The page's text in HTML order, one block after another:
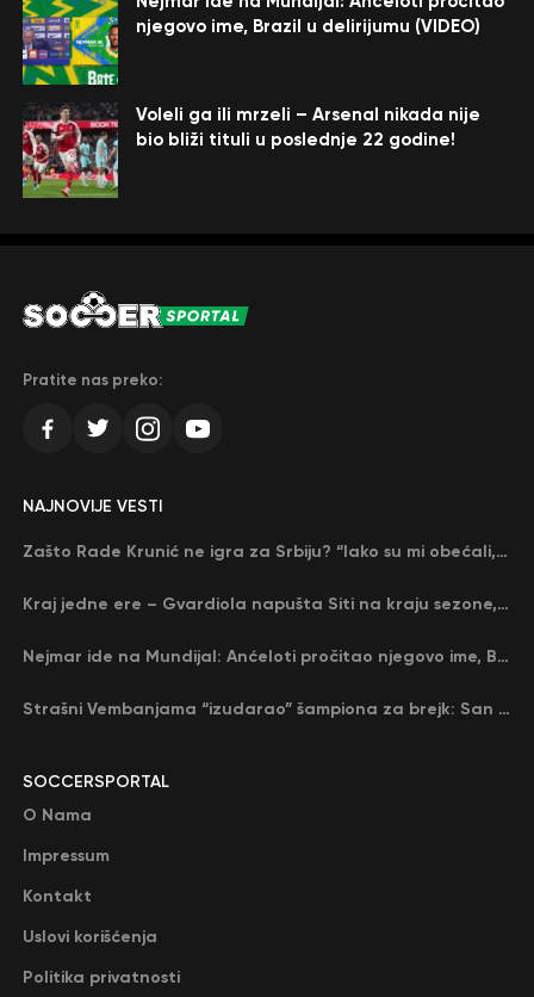
njegovo ime, Brazil u delirijumu (VIDEO)
Voleli ga ili mrzeli – Arsenal nikada nije
bio bliži tituli u poslednje 22 godine!
Pratite nas preko:
SOCCERSPORTAL
O Nama
Impressum
Kontakt
Uslovi korišćenja
Politika privatnosti
NAJNOVIJE VESTI
Zašto Rade Krunić ne igra za Srbiju? “Iako su mi obećali, niko me nije zvao…”
Kraj jedne ere – Gvardiola napušta Siti na kraju sezone, menja ga njegov nekadašnji rival
Nejmar ide na Mundijal: Anćeloti pročitao njegovo ime, Brazil u delirijumu (VIDEO)
Strašni Vembanjama “izudarao” šampiona za brejk: San Antonio poveo protiv Oklahome